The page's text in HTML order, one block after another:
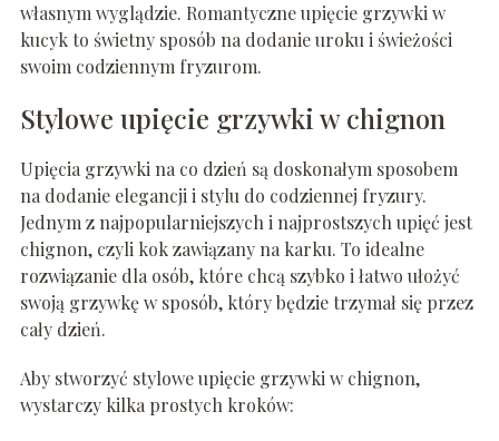
własnym wyglądzie. Romantyczne upięcie grzywki w
kucyk to świetny sposób na dodanie uroku i świeżości
swoim codziennym fryzurom.
Stylowe upięcie grzywki w chignon
Upięcia grzywki na co dzień są doskonałym sposobem
na dodanie elegancji i stylu do codziennej fryzury.
Jednym z najpopularniejszych i najprostszych upięć jest
chignon, czyli kok zawiązany na karku. To idealne
rozwiązanie dla osób, które chcą szybko i łatwo ułożyć
swoją grzywkę w sposób, który będzie trzymał się przez
cały dzień.
Aby stworzyć stylowe upięcie grzywki w chignon,
wystarczy kilka prostych kroków: